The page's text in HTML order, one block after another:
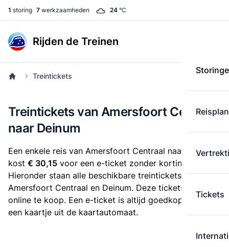
1 storing 7 werkzaamheden 24 °C
Rijden de Treinen
Tickets
Treintickets
Treintickets van Amersfoort Centraal
naar Deinum
Een enkele reis van Amersfoort Centraal naar Deinum
kost € 30,15 voor een e-ticket zonder korting.
Hieronder staan alle beschikbare treintickets tussen
Amersfoort Centraal en Deinum. Deze tickets zijn
online te koop. Een e-ticket is altijd goedkoper dan
een kaartje uit de kaartautomaat.